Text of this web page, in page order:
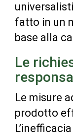
fatto in un
base alla
Le
Le misure
prodotto